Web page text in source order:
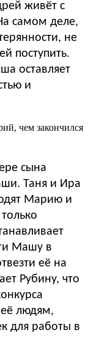
живёт с
самом деле,
не
поступить.
и
сына
Таня и Ира
Марию и
Машу в
её на
людям,
для работы в